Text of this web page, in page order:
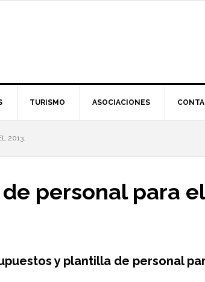
TURISMO ASOCIACIONES
2013.
personal para el
y plantilla de personal